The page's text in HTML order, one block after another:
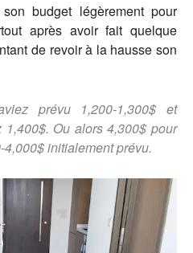
budget légèrement pour
après avoir fait quelque
de revoir à la hausse son
prévu 1,200-1,300$ et
1,400$. Ou alors 4,300$ pour
initialement prévu.